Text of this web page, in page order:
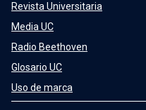
Revista Universitaria
Media UC
Radio Beethoven
Glosario UC
Uso de marca